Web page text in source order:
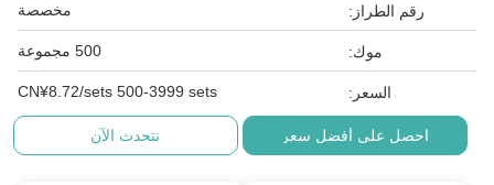
رقم الطراز: مخصصة
موك: 500 مجموعة
السعر: CN¥8.72/sets 500-3999 sets
احصل على أفضل سعر نتحدث الآن